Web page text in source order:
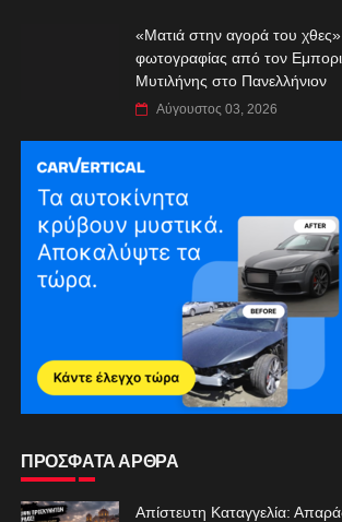
«Ματιά στην αγορά του
φωτογραφίας από τον
Μυτιλήνης στο Πανελλήνιον
Αύγουστος 03, 2026
ΠΡΟΣΦΑΤΑ ΑΡΘΡΑ
Απίστευτη Καταγγελία: